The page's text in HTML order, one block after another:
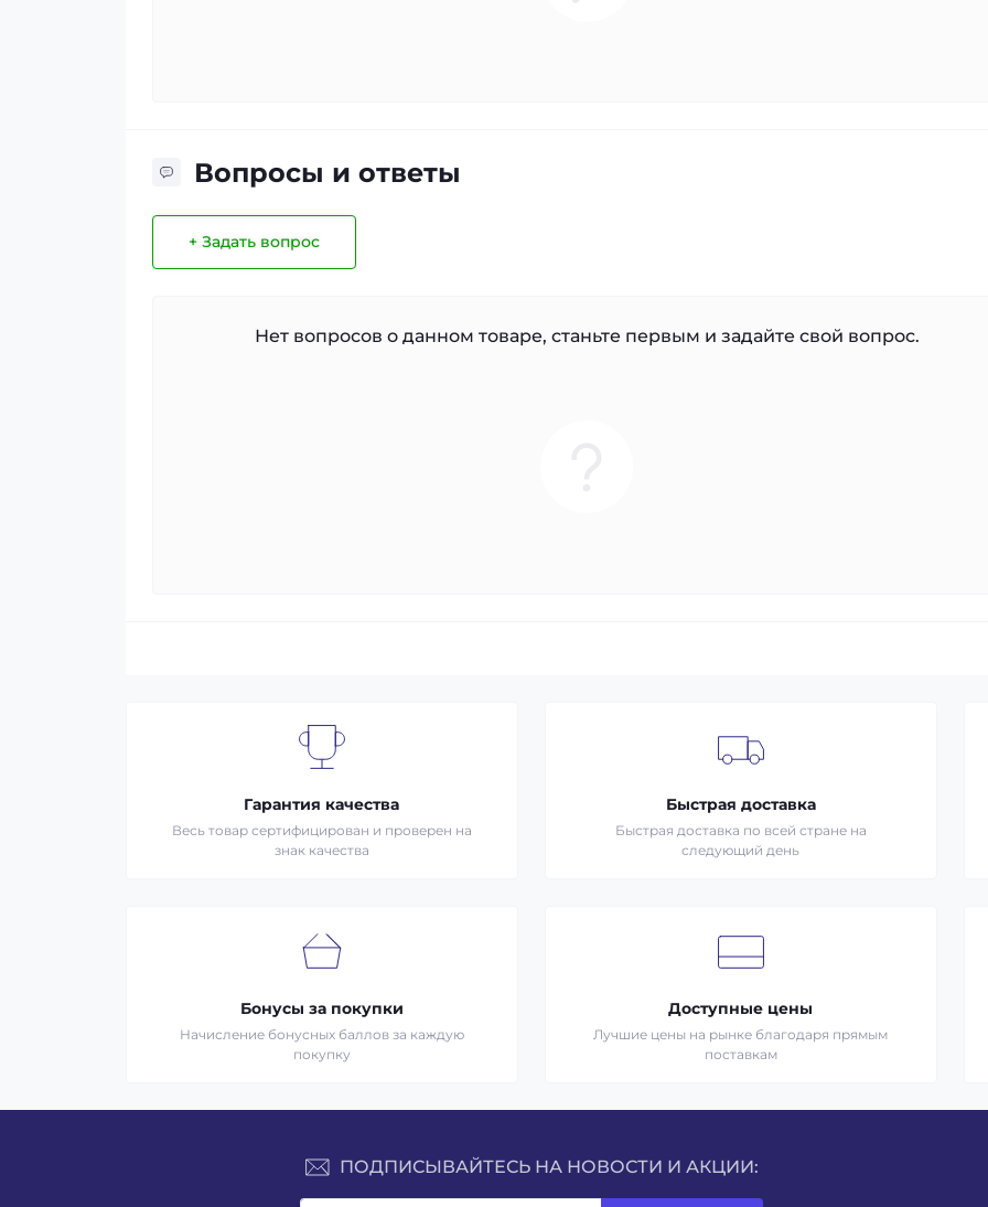
Вопросы и ответы
+ Задать вопрос
Нет вопросов о данном товаре, станьте первым и задайте свой вопрос.
Гарантия качества
Весь товар сертифицирован и проверен на
знак качества
Быстрая доставка
Быстрая доставка по всей стране на
следующий день
Бонусы за покупки
Начисление бонусных баллов за каждую
покупку
Доступные цены
Лучшие цены на рынке благодаря прямым
поставкам
ПОДПИСЫВАЙТЕСЬ НА НОВОСТИ И АКЦИИ: